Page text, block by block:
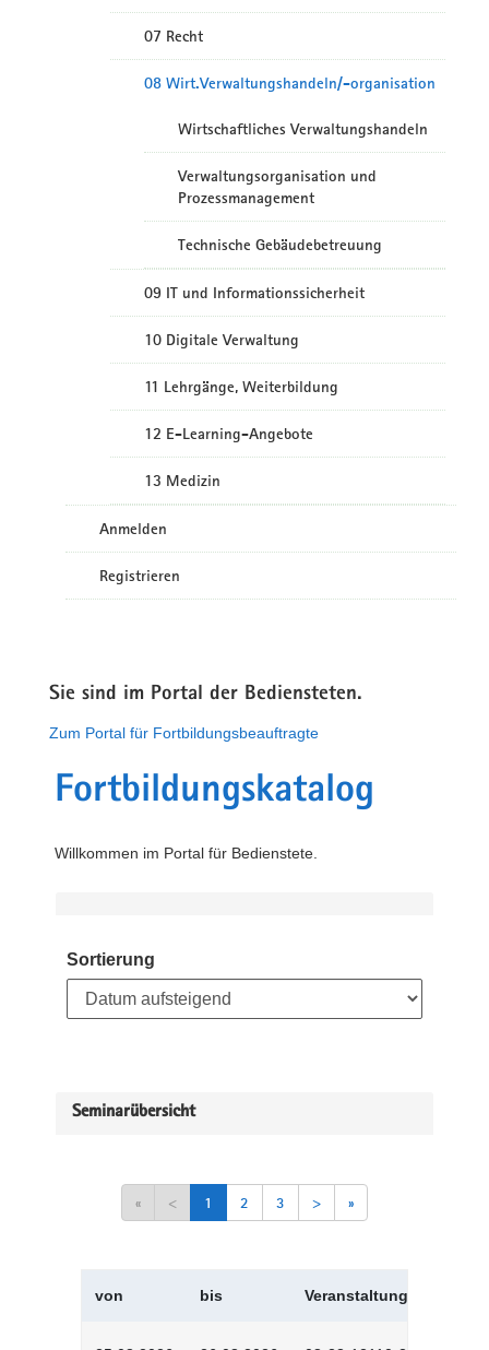
07 Recht
08 Wirt.Verwaltungshandeln/-organisation
Wirtschaftliches Verwaltungshandeln
Verwaltungsorganisation und
Prozessmanagement
Technische Gebäudebetreuung
09 IT und Informationssicherheit
10 Digitale Verwaltung
11 Lehrgänge, Weiterbildung
12 E-Learning-Angebote
13 Medizin
Anmelden
Registrieren
Sie sind im Portal der Bediensteten.
Zum Portal für Fortbildungsbeauftragte
Fortbildungskatalog
Willkommen im Portal für Bedienstete.
Sortierung
Seminarübersicht
« < 1 2 3 > »
von bis Veranstaltungskürzel